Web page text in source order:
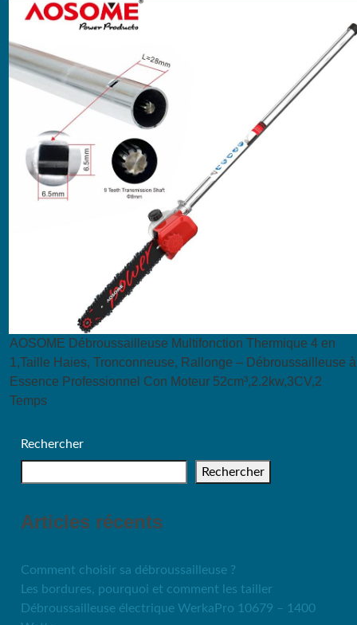
AOSOME Débroussailleuse Multifonction Thermique 4 en
1,Taille Haies, Tronconneuse, Rallonge – Débroussailleuse à
Essence Professionnel Con Moteur 52cm³,2.2kw,3CV,2
Temps
Rechercher
Rechercher
Articles récents
Comment choisir sa débroussailleuse ?
Les bordures, pourquoi et comment les tailler
Débroussailleuse électrique WerkaPro 10679 – 1400